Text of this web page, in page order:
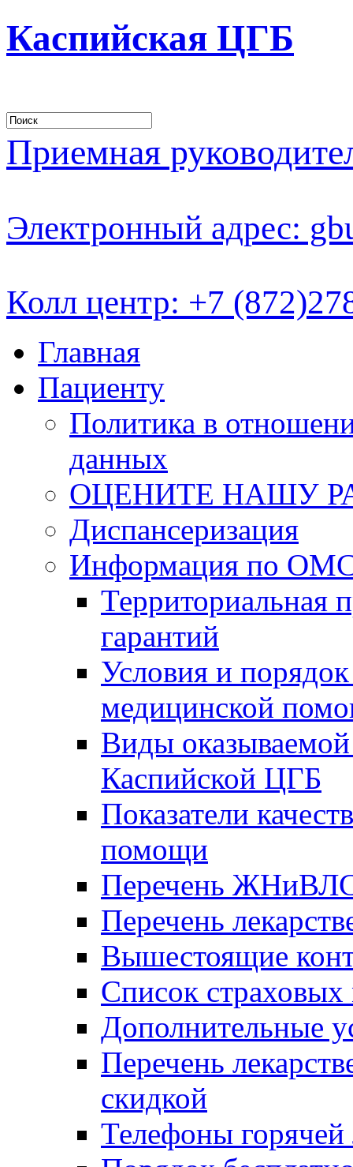
Каспийская ЦГБ
Приемная
Электронный адрес:
Колл центр: +7
Главная
Пациенту
Политика в
данных
ОЦЕНИТЕ НАШУ
Диспансеризация
Информация по ОМС
Территориальная
гарантий
Условия и
медицинской
Виды
Каспийской ЦГБ
Показатели
помощи
Перечень
Перечень
Вышестоящие
Список
Дополнительные
Перечень
скидкой
Телефоны